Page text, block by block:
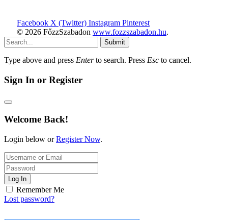
Facebook X (Twitter) Instagram Pinterest
© 2026 FőzzSzabadon www.fozzszabadon.hu.
Submit
Type above and press Enterto search. Press Esc to cancel.
Sign In or Register
Welcome Back!
Login below orRegister Now.
Log In
Remember Me
Lost password?